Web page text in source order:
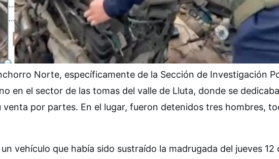
Norte, específicamente de la Sección de Investigación
en el sector de las tomas del valle de Lluta, donde se
por partes. En el lugar, fueron detenidos tres hombres,
vehículo que había sido sustraído la madrugada del jueves 12